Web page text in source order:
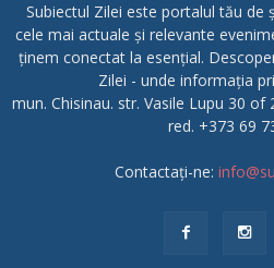
Subiectul Zilei este portalul tău de
cele mai actuale și relevante
ținem conectat la esențial.
Zilei - unde informația
mun. Chisinau. str. Vasile Lupu 30
red. +373 69
Contactați-ne: